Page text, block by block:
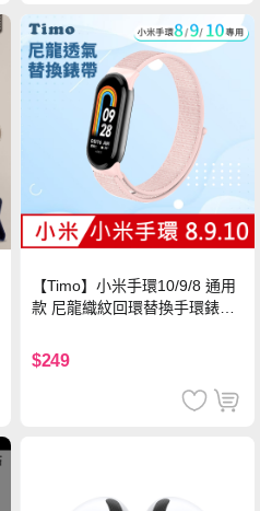
【Timo】小米手環10/9/8 通用
款 尼龍織紋回環替換手環錶帶-
$249